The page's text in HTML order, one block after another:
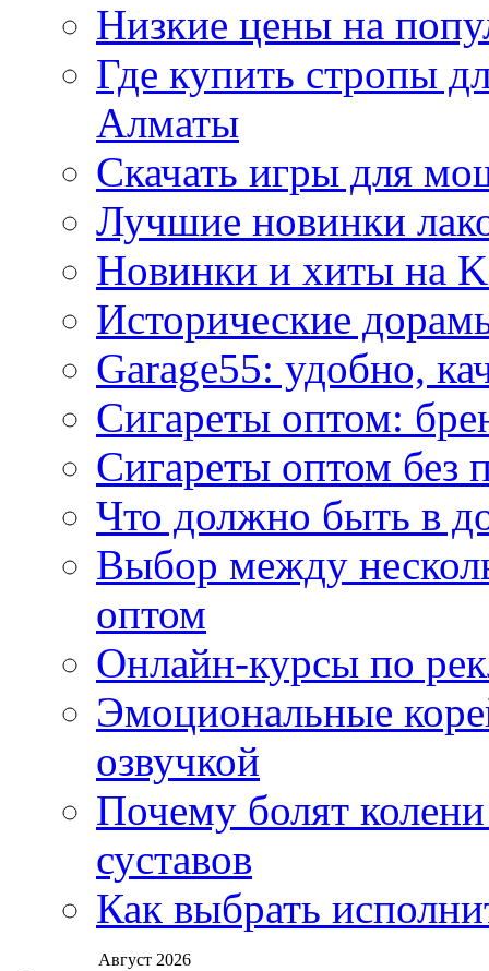
Низкие цены на
Где купить стропы
Алматы
Скачать игры для
Лучшие новинки
Новинки и хиты на
Исторические
Garage55: удобно,
Сигареты оптом:
Сигареты оптом без
Что должно быть в
Выбор между
оптом
Онлайн-курсы по
Эмоциональные
озвучкой
Почему болят
суставов
Как выбрать
Август 2026